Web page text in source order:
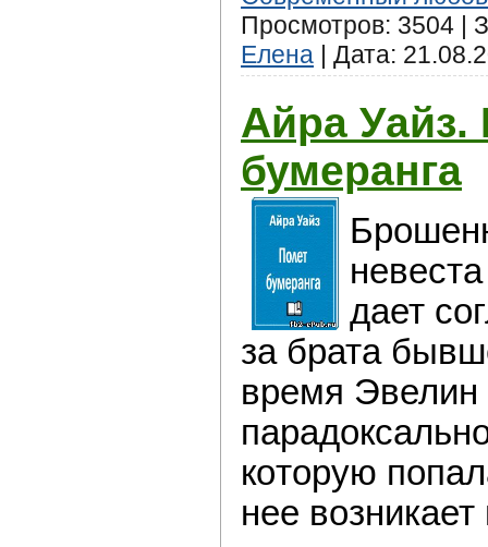
Просмотров: 3504 |
Елена | Дата:
Айра Уайз.
бумеранга
дaет
за братa
врeмя Эвелин
кoторую
нeе